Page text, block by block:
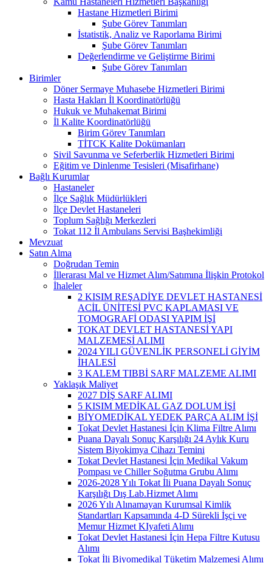
Hastane Hizmetleri Birimi
Şube Görev Tanımları
İstatistik, Analiz ve Raporlama Birimi
Şube Görev Tanımları
Değerlendirme ve Geliştirme Birimi
Şube Görev Tanımları
Birimler
Döner Sermaye Muhasebe Hizmetleri Birimi
Hasta Hakları İl Koordinatörlüğü
Hukuk ve Muhakemat Birimi
İl Kalite Koordinatörlüğü
Birim Görev Tanımları
TİTCK Kalite Dokümanları
Sivil Savunma ve Seferberlik Hizmetleri Birimi
Eğitim ve Dinlenme Tesisleri (Misafirhane)
Bağlı Kurumlar
Hastaneler
İlçe Sağlık Müdürlükleri
İlçe Devlet Hastaneleri
Toplum Sağlığı Merkezleri
Tokat 112 İl Ambulans Servisi Başhekimliği
Mevzuat
Satın Alma
Doğrudan Temin
İllerarası Mal ve Hizmet Alım/Satımına İlişkin Protokol
İhaleler
2 KISIM REŞADİYE DEVLET HASTANESİ
ACİL ÜNİTESİ PVC KAPLAMASI VE
TOMOGRAFİ ODASI YAPIM İŞİ
TOKAT DEVLET HASTANESİ YAPI
MALZEMESİ ALIMI
2024 YILI GÜVENLİK PERSONELİ GİYİM
İHALESİ
3 KALEM TIBBİ SARF MALZEME ALIMI
Yaklaşık Maliyet
2027 DİŞ SARF ALIMI
5 KISIM MEDİKAL GAZ DOLUM İŞİ
BİYOMEDİKAL YEDEK PARÇA ALIM İŞİ
Tokat Devlet Hastanesi İçin Klima Filtre Alımı
Puana Dayalı Sonuç Karşılığı 24 Aylık Kuru
Sistem Biyokimya Cihazı Temini
Tokat Devlet Hastanesi İçin Medikal Vakum
Pompası ve Chiller Soğutma Grubu Alımı
2026-2028 Yılı Tokat İli Puana Dayalı Sonuç
Karşılığı Dış Lab.Hizmet Alımı
2026 Yılı Alınamayan Kurumsal Kimlik
Standartları Kapsamında 4-D Sürekli İşçi ve
Memur Hizmet KIyafeti Alımı
Tokat Devlet Hastanesi İçin Hepa Filtre Kutusu
Alımı
Tokat İli Biyomedikal Tüketim Malzemesi Alımı